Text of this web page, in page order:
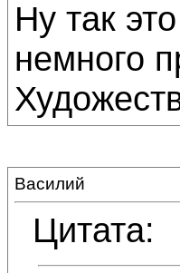
Ну так
немного
Василий
Цитата: